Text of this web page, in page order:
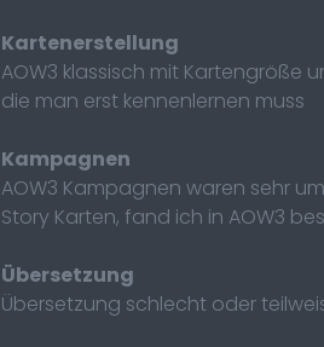
Kartenerstellung
AOW3 klassisch mit Kartengröße
die man erst kennenlernen muss
Kampagnen
AOW3 Kampagnen waren sehr
Story Karten, fand ich in AOW3
Übersetzung
Übersetzung schlecht oder